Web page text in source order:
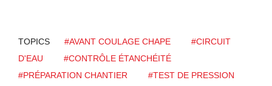
TOPICS #AVANT COULAGE CHAPE
#CIRCUIT
D'EAU
#CONTRÔLE ÉTANCHÉITÉ
#PRÉPARATION CHANTIER
#TEST DE PRESSION